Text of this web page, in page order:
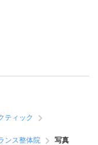
ティック
ンス整体院
写真